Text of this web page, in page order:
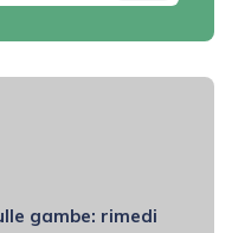
gambe: rimedi